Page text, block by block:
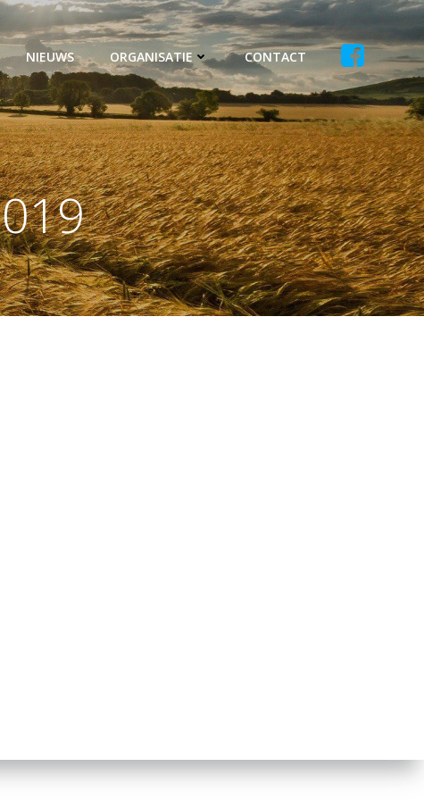
NIEUWS ORGANISATIE CONTACT